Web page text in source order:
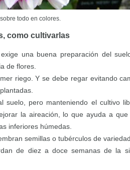
todo en colores.
como cultivarlas
una buena preparación del
de flores.
riego. Y se debe regar evitando
suelo, pero manteniendo el cultivo
la aireación, lo que ayuda a
inferiores húmedas.
semillas o tubérculos de
de diez a doce semanas de la